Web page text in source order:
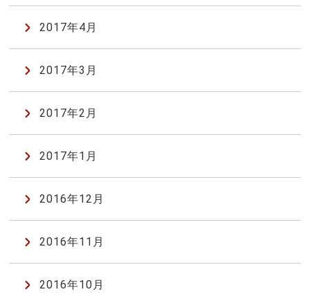
2017年4月
2017年3月
2017年2月
2017年1月
2016年12月
2016年11月
2016年10月